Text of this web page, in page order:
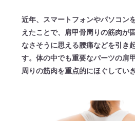
近年、スマートフォンやパソコン
えたことで、肩甲骨周りの筋肉が
なさそうに思える腰痛などを引き
す。体の中でも重要なパーツの肩
周りの筋肉を重点的にほぐしていき